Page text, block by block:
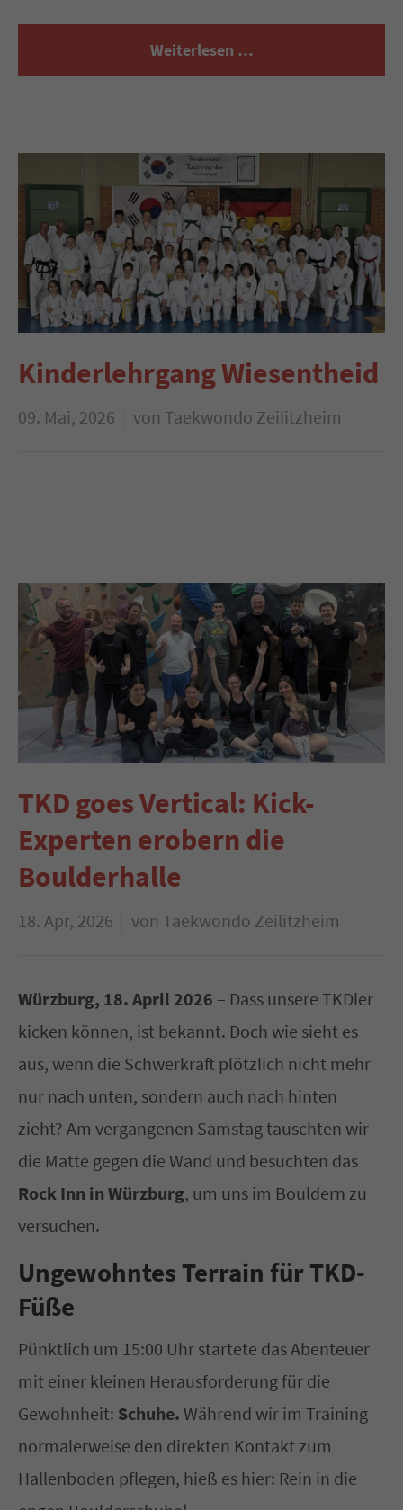
Weiterlesen …
Kinderlehrgang Wiesentheid
09. Mai, 2026 von Taekwondo Zeilitzheim
TKD goes Vertical: Kick-
Experten erobern die
Boulderhalle
18. Apr, 2026 von Taekwondo Zeilitzheim
Würzburg, 18. April 2026 – Dass unsere TKDler
kicken können, ist bekannt. Doch wie sieht es
aus, wenn die Schwerkraft plötzlich nicht mehr
nur nach unten, sondern auch nach hinten
zieht? Am vergangenen Samstag tauschten wir
die Matte gegen die Wand und besuchten das
Rock Inn in Würzburg, um uns im Bouldern zu
versuchen.
Ungewohntes Terrain für TKD-
Füße
Pünktlich um 15:00 Uhr startete das Abenteuer
mit einer kleinen Herausforderung für die
Gewohnheit: Schuhe. Während wir im Training
normalerweise den direkten Kontakt zum
Hallenboden pflegen, hieß es hier: Rein in die